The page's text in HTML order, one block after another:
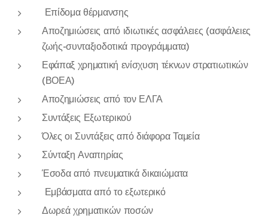
Επίδομα θέρμανσης
Αποζημιώσεις από ιδιωτικές ασφάλειες (ασφάλειες
ζωής-συνταξιοδοτικά προγράμματα)
Εφάπαξ χρηματική ενίσχυση τέκνων στρατιωτικών
(ΒΟΕΑ)
Αποζημιώσεις από τον ΕΛΓΑ
Συντάξεις Εξωτερικού
Όλες οι Συντάξεις από διάφορα Ταμεία
Σύνταξη Αναπηρίας
Έσοδα από πνευματικά δικαιώματα
Εμβάσματα από το εξωτερικό
Δωρεά χρηματικών ποσών